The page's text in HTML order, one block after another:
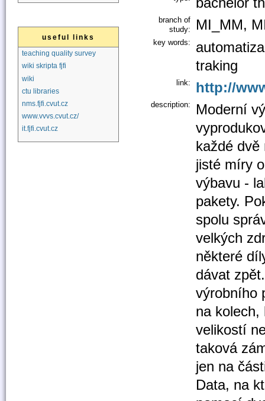
branch of
study:
MI_MM,
key words:
traking
link: http://
description:
Moderní
každé
jisté míry
výbavu -
pakety.
spolu
velkých
některé
dávat
výrobního
na
velikostí
taková
jen na
Data, na
useful links
teaching quality survey
wiki skripta fjfi
wiki
ctu libraries
nms.fjfi.cvut.cz
www.vvvs.cvut.cz/
it.fjfi.cvut.cz